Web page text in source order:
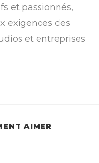
et passionnés,
exigences des
et entreprises
AIMER